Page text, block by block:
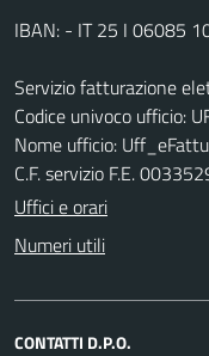
IBAN: - IT 25 I 06085
Servizio fatturazione
Codice univoco ufficio:
Nome ufficio:
C.F. servizio F.E.
Uffici e orari
Numeri utili
CONTATTI D.P.O.